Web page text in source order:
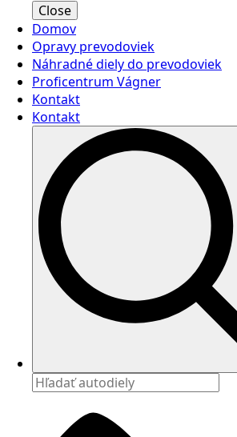
Close
Domov
Opravy prevodoviek
Náhradné diely do prevodoviek
Proficentrum Vágner
Kontakt
Kontakt